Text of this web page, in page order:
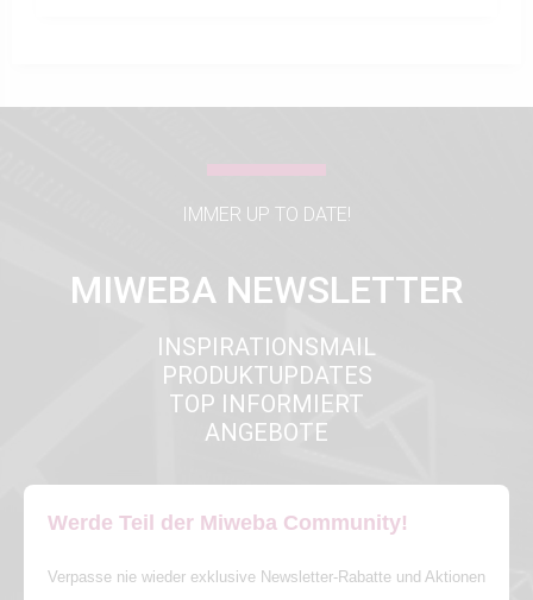
IMMER UP TO DATE!
MIWEBA NEWSLETTER
INSPIRATIONSMAIL
PRODUKTUPDATES
TOP INFORMIERT
ANGEBOTE
Werde Teil der Miweba Community!
Verpasse nie wieder exklusive Newsletter-Rabatte und Aktionen